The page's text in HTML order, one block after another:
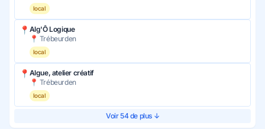
local
📍 Alg'Ô Logique
📍 Trébeurden
local
📍 Algue, atelier créatif
📍 Trébeurden
local
Voir 54 de plus ↓